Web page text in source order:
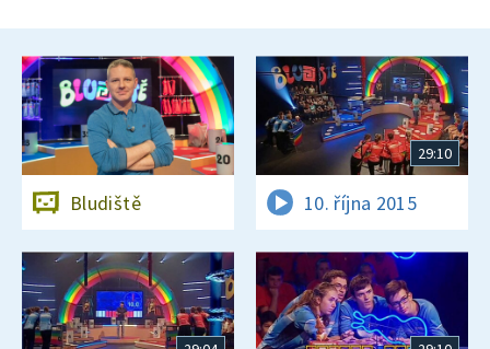
Bludiště
29:10
10. října 2015